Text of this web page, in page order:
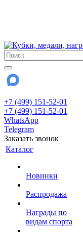
+7 (499) 151-52-01
+7 (499) 151-52-01
WhatsApp
Telegram
Заказать звонок
Каталог
Новинки
Распродажа
Награды по
видам спорта